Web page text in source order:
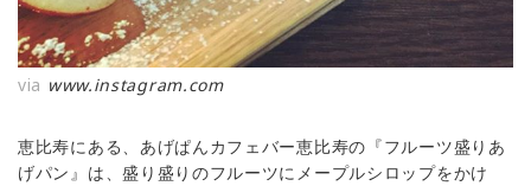
via www.instagram.com
恵比寿にある、あげぱんカフェバー恵比寿の『フルーツ盛りあ
げパン』は、盛り盛りのフルーツにメープルシロップをかけ